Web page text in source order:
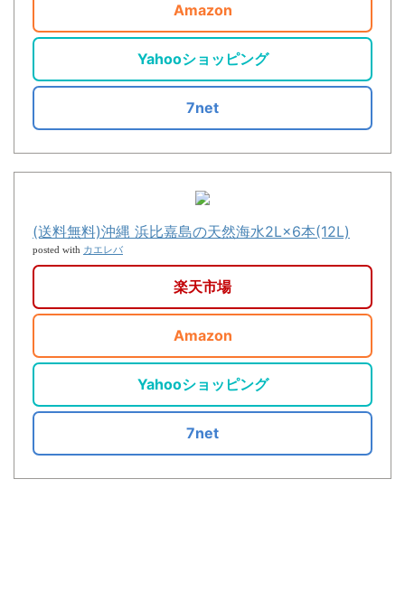
Amazon
Yahooショッピング
7net
(送料無料)沖縄 浜比嘉島の天然海水2L×6本(12L)
posted with カエレバ
楽天市場
Amazon
Yahooショッピング
7net